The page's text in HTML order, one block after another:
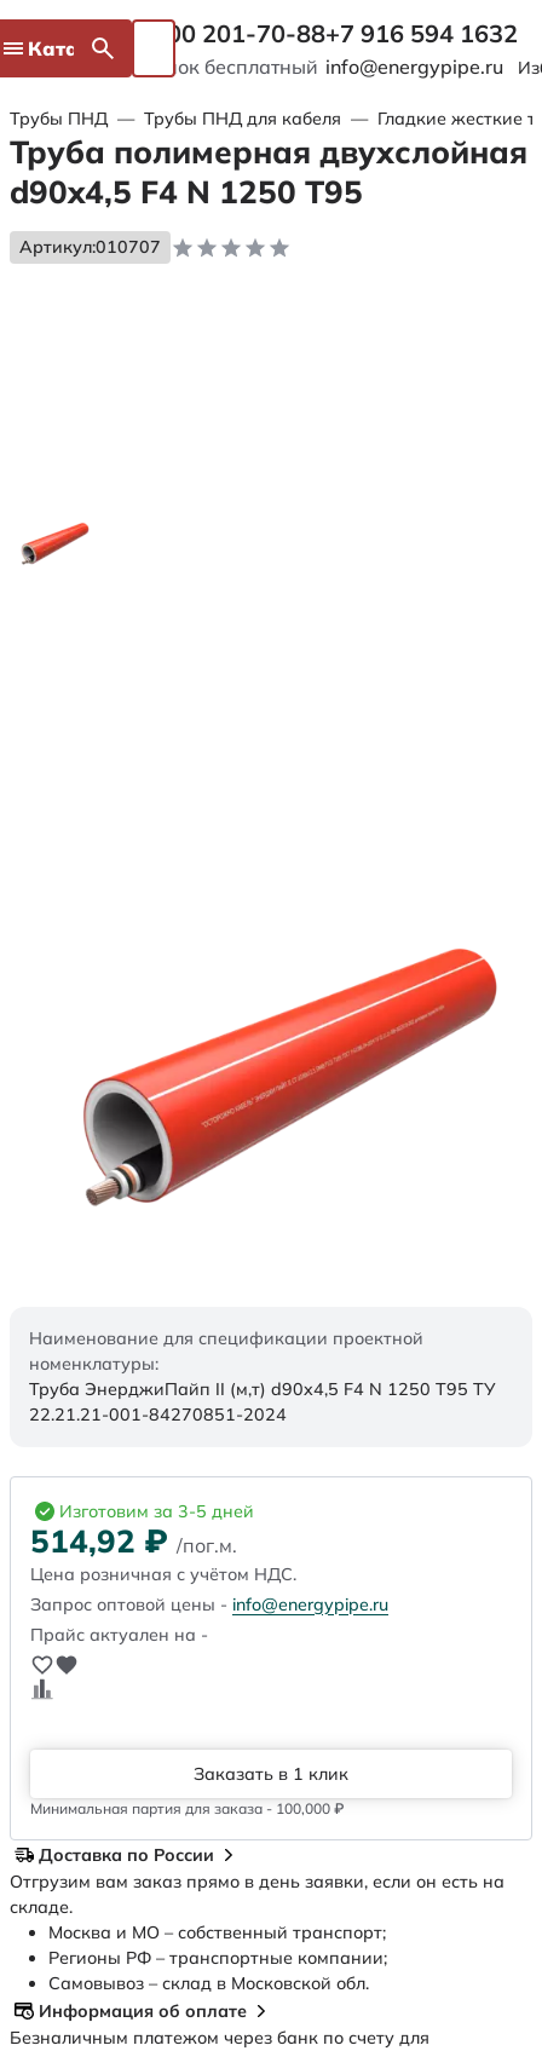
Каталог 8 800 201-70-88
Звонок бесплатный
+7 916 594 1632
info@energypipe.ru
Трубы ПНД — Трубы ПНД для кабеля — Гладкие жесткие
Труба полимерная двухслойная
d90x4,5 F4 N 1250 Т95
Артикул:010707
Наименование для спецификации проектной
номенклатуры:
Труба ЭнерджиПайп II (м,т) d90x4,5 F4 N 1250 Т95 ТУ
22.21.21-001-84270851-2024
Изготовим за 3-5 дней
514,92 ₽ /пог.м.
Цена розничная с учётом НДС.
Запрос оптовой цены - info@energypipe.ru
Прайс актуален на -
Заказать в 1 клик
Минимальная партия для заказа - 100,000 ₽
Доставка по России
Отгрузим вам заказ прямо в день заявки, если он есть на
складе.
Москва и МО – собственный транспорт;
Регионы РФ – транспортные компании;
Самовывоз – склад в Московской обл.
Информация об оплате
Безналичным платежом через банк по счету для